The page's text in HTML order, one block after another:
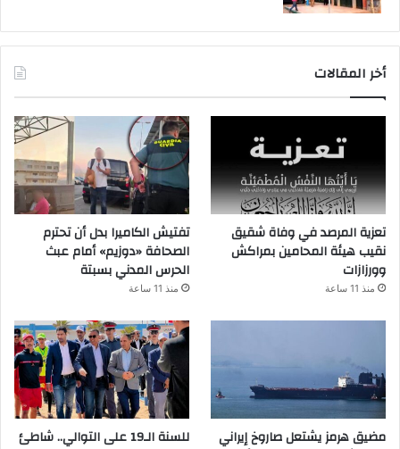
أخر المقالات
تعزية المرصد في وفاة شقيق
نقيب هيئة المحامين بمراكش
وورزازات
منذ 11 ساعة
تفتيش الكاميرا بدل أن تحترم
الصحافة «دوزيم» أمام عبث
الحرس المدني بسبتة
منذ 11 ساعة
مضيق هرمز يشتعل صاروخ إيراني
للسنة الـ19 على التوالي.. شاطئ